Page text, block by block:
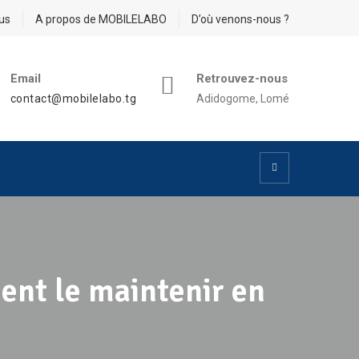
A propos de MOBILELABO D’où venons-nous ?
Email
contact@mobilelabo.tg
Retrouvez-nous
Adidogome, Lomé
le maintenir en